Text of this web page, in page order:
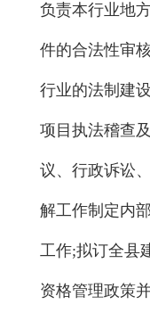
负责本行业地
件的合法性审
行业的法制建
项目执法稽查
议、行政诉讼
解工作制定内
工作;拟订全县
资格管理政策